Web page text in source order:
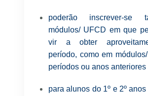
poderão inscrever-se
módulos/ UFCD em que
vir a obter
período, como em
períodos ou anos anteriores
para alunos do 1º e 2º